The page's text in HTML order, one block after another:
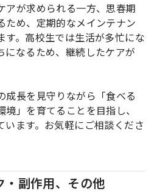
アが求められる一方、思春期
ため、定期的なメインテナン
す。高校生では生活が多忙にな
になるため、継続したケアが
成長を見守りながら「食べる
」を育てることを目指し、
います。お気軽にご相談くださ
・副作用、その他